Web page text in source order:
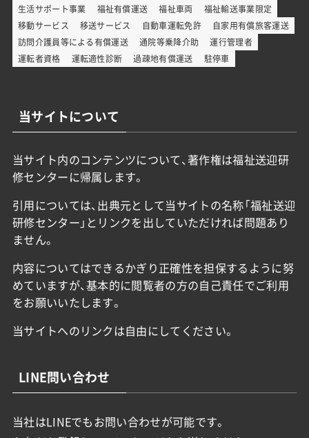
生活サポート事業
福祉有償運送 福祉車両
福祉輸送事業限定
移動サービス
移送サービス 自動車運転免許
自家用有償旅客運送
訪問介護員等による有償運送
通院等乗降介助
運行管理者
運転者資格
運転適性診断 過疎地有償運送 駐停車
当サイトについて
当サイト内のコンテンツについて、著作権は福祉送迎研
修センターに帰属します。
引用については、出典元として当サイトの名称「福祉送迎
研修センター」とリンクを出していただければ問題あり
ません。
内容についてはできるかぎり正確性を担保するように努
めていますが、基本的に閲覧者の方の自己責任でご利用
をお願いいたします。
当サイトへのリンクは自由にしてください。
LINE問い合わせ
当社はLINEでもお問い合わせが可能です。